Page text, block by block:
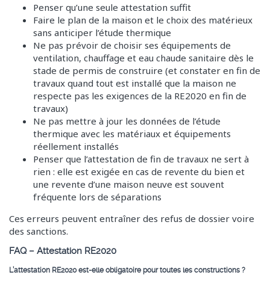
Penser qu’une seule attestation suffit
Faire le plan de la maison et le choix des matérieux
sans anticiper l’étude thermique
Ne pas prévoir de choisir ses équipements de
ventilation, chauffage et eau chaude sanitaire dès le
stade de permis de construire (et constater en fin de
travaux quand tout est installé que la maison ne
respecte pas les exigences de la RE2020 en fin de
travaux)
Ne pas mettre à jour les données de l’étude
thermique avec les matériaux et équipements
réellement installés
Penser que l’attestation de fin de travaux ne sert à
rien : elle est exigée en cas de revente du bien et
une revente d’une maison neuve est souvent
fréquente lors de séparations
Ces erreurs peuvent entraîner des refus de dossier voire
des sanctions.
FAQ – Attestation RE2020
L’attestation RE2020 est-elle obligatoire pour toutes les constructions ?